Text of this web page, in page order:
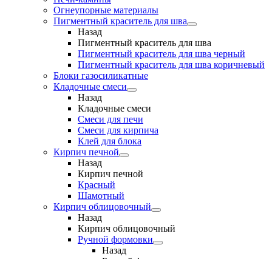
Огнеупорные материалы
Пигментный краситель для шва
Назад
Пигментный краситель для шва
Пигментный краситель для шва черный
Пигментный краситель для шва коричневый
Блоки газосиликатные
Кладочные смеси
Назад
Кладочные смеси
Смеси для печи
Смеси для кирпича
Клей для блока
Кирпич печной
Назад
Кирпич печной
Красный
Шамотный
Кирпич облицовочный
Назад
Кирпич облицовочный
Ручной формовки
Назад